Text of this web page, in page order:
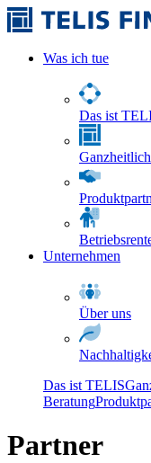
Was ich tue
Das ist
Unternehmen
Über uns
Das ist TELIS
Beratung
Partner